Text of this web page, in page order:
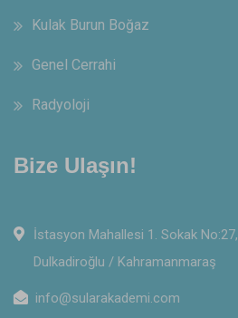
Kulak Burun Boğaz
Genel Cerrahi
Radyoloji
Bize Ulaşın!
İstasyon Mahallesi 1. Sokak No:27,
Dulkadiroğlu / Kahramanmaraş
info@sularakademi.com